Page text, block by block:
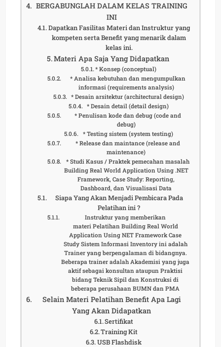
BERGABUNGLAH DALAM KELAS TRAINING
INI
Dapatkan Fasilitas Materi dan Instruktur yang
kompeten serta Benefit yang menarik dalam
kelas ini.
Materi Apa Saja Yang Didapatkan
* Konsep (conceptual)
* Analisa kebutuhan dan mengumpulkan
informasi (requirements analysis)
* Desain arsitektur (architectural design)
* Desain detail (detail design)
* Penulisan kode dan debug (code and
debug)
* Testing sistem (system testing)
* Release dan maintance (release and
maintenance)
* Studi Kasus / Praktek pemecahan masalah
Building Real World Application Using .NET
Framework, Case Study: Reporting,
Dashboard, dan Visualisasi Data
Siapa Yang Akan Menjadi Pembicara Pada
Pelatihan ini ?
Instruktur yang memberikan
materi Pelatihan Building Real World
Application Using NET Framework Case
Study Sistem Informasi Inventory ini adalah
Trainer yang berpengalaman di bidangnya.
Beberapa trainer adalah Akademisi yang juga
aktif sebagai konsultan ataupun Praktisi
bidang Teknik Sipil dan Konstruksi di
beberapa perusahaan BUMN dan PMA
Selain Materi Pelatihan Benefit Apa Lagi
Yang Akan Didapatkan
Sertifikat
Training Kit
USB Flashdisk